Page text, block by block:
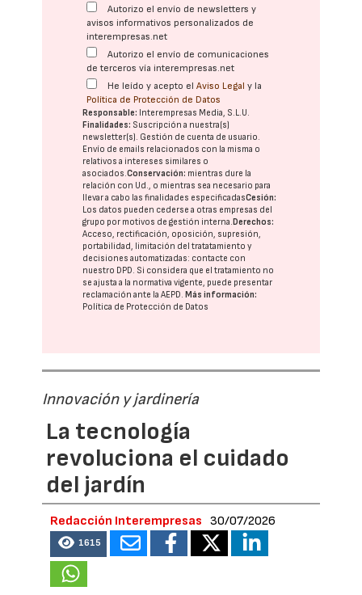
Autorizo el envío de newsletters y
avisos informativos personalizados de
interempresas.net
Autorizo el envío de comunicaciones
de terceros vía interempresas.net
He leído y acepto elAviso Legal y la
Política de Protección de Datos
Responsable: Interempresas Media, S.L.U.
Finalidades: Suscripción a nuestra(s)
newsletter(s). Gestión de cuenta de usuario.
Envío de emails relacionados con la misma o
relativos a intereses similares o
asociados.Conservación: mientras dure la
relación con Ud., o mientras sea necesario para
llevar a cabo las finalidades especificadasCesión:
Los datos pueden cederse a otras empresas del
grupo por motivos de gestión interna.Derechos:
Acceso, rectificación, oposición, supresión,
portabilidad, limitación del tratatamiento y
decisiones automatizadas: contacte con
nuestro DPD. Si considera que el tratamiento no
se ajusta a la normativa vigente, puede presentar
reclamación ante laAEPD.Más información:
Política de Protección de Datos
Innovación y jardinería
La tecnología
revoluciona el cuidado
del jardín
Redacción Interempresas 30/07/2026
1615